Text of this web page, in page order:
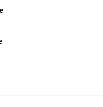
EXAMINER